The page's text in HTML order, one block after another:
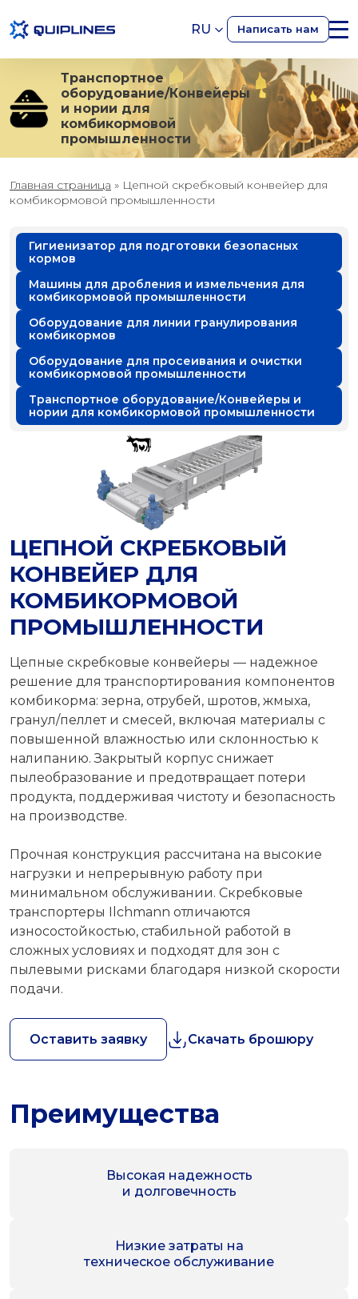
RU Написать нам
Транспортное
оборудование/Конвейеры
и нории для
комбикормовой
промышленности
Главная страница » Цепной скребковый конвейер для
комбикормовой промышленности
Гигиенизатор для подготовки безопасных
кормов
Машины для дробления и измельчения для
комбикормовой промышленности
Оборудование для линии гранулирования
комбикормов
Оборудование для просеивания и очистки
комбикормовой промышленности
Транспортное оборудование/Конвейеры и
нории для комбикормовой промышленности
ЦЕПНОЙ СКРЕБКОВЫЙ
КОНВЕЙЕР ДЛЯ
КОМБИКОРМОВОЙ
ПРОМЫШЛЕННОСТИ
Цепные скребковые конвейеры — надежное
решение для транспортирования компонентов
комбикорма: зерна, отрубей, шротов, жмыха,
гранул/пеллет и смесей, включая материалы с
повышенной влажностью или склонностью к
налипанию. Закрытый корпус снижает
пылеобразование и предотвращает потери
продукта, поддерживая чистоту и безопасность
на производстве.
Прочная конструкция рассчитана на высокие
нагрузки и непрерывную работу при
минимальном обслуживании. Скребковые
транспортеры Ilchmann отличаются
износостойкостью, стабильной работой в
сложных условиях и подходят для зон с
пылевыми рисками благодаря низкой скорости
подачи.
Оставить заявку Скачать брошюру
Преимущества
Высокая надежность
и долговечность
Низкие затраты на
техническое обслуживание